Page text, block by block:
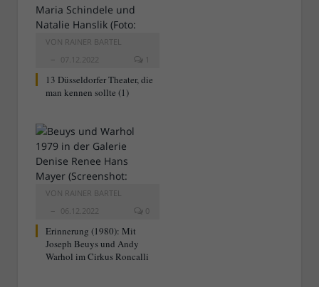
VON RAINER BARTEL
07.12.2022
1
13 Düsseldorfer Theater, die
man kennen sollte (1)
VON RAINER BARTEL
06.12.2022
0
Erinnerung (1980): Mit
Joseph Beuys und Andy
Warhol im Cirkus Roncalli